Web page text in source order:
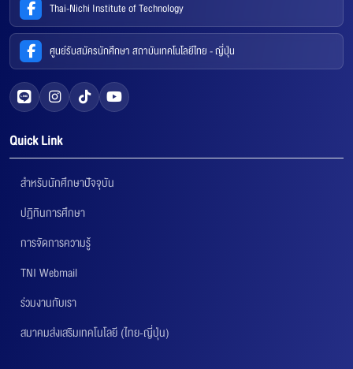
Thai-Nichi Institute of Technology
ศูนย์รับสมัครนักศึกษา สถาบันเทคโนโลยีไทย - ญี่ปุ่น
Quick Link
สำหรับนักศึกษาปัจจุบัน
ปฏิทินการศึกษา
การจัดการความรู้
TNI Webmail
ร่วมงานกับเรา
สมาคมส่งเสริมเทคโนโลยี (ไทย-ญี่ปุ่น)